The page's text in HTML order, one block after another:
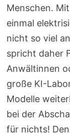
Menschen.
einmal
nicht so viel
spricht daher
Anwältinnen
große KI-
Modelle
bei der
für nichts!